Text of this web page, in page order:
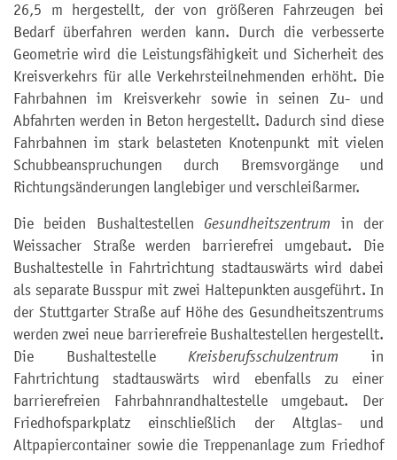
26,5 m hergestellt, der von größeren Fahrzeugen bei
Bedarf überfahren werden kann. Durch die verbesserte
Geometrie wird die Leistungsfähigkeit und Sicherheit des
Kreisverkehrs für alle Verkehrsteilnehmenden erhöht. Die
Fahrbahnen im Kreisverkehr sowie in seinen Zu- und
Abfahrten werden in Beton hergestellt. Dadurch sind diese
Fahrbahnen im stark belasteten Knotenpunkt mit vielen
Schubbeanspruchungen durch Bremsvorgänge und
Richtungsänderungen langlebiger und verschleißarmer.
Die beiden Bushaltestellen Gesundheitszentrum in der
Weissacher Straße werden barrierefrei umgebaut. Die
Bushaltestelle in Fahrtrichtung stadtauswärts wird dabei
als separate Busspur mit zwei Haltepunkten ausgeführt. In
der Stuttgarter Straße auf Höhe des Gesundheitszentrums
werden zwei neue barrierefreie Bushaltestellen hergestellt.
Die BushaltestelleKreisberufsschulzentrum in
Fahrtrichtung stadtauswärts wird ebenfalls zu einer
barrierefreien Fahrbahnrandhaltestelle umgebaut. Der
Friedhofsparkplatz einschließlich der Altglas- und
Altpapiercontainer sowie die Treppenanlage zum Friedhof